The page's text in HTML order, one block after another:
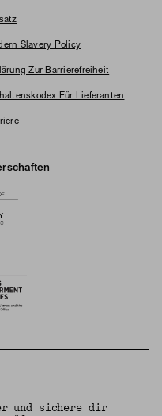
Slavery Policy
Zur Barrierefreiheit
Für Lieferanten
und sichere dir